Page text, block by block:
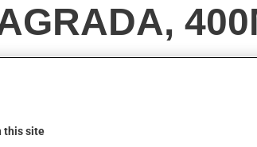
On peut sentir son action en quelques
this site